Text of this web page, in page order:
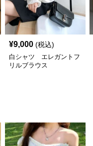
¥9,000 (税込)
白シャツ エレガントフ
リルブラウス